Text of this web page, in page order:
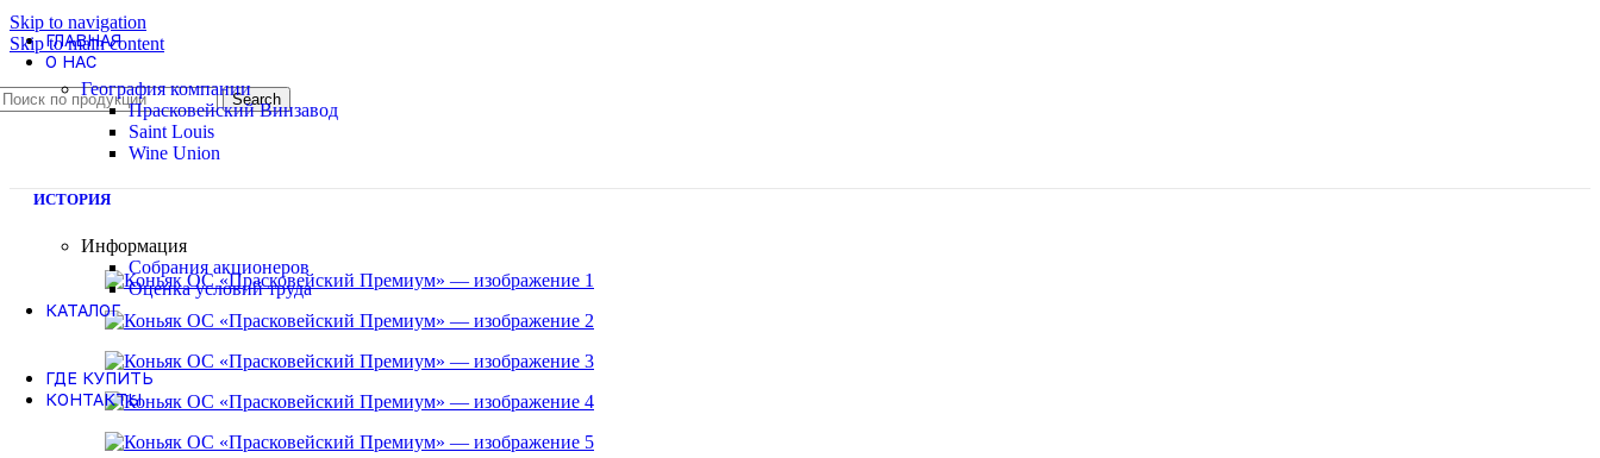
Skip to navigation
Skip to main content
Search
ГЛАВНАЯ
О НАС
География компании
Прасковейский Винзавод
Saint Louis
Wine Union
ИСТОРИЯ
Информация
Собрания акционеров
Оценка условий труда
КАТАЛОГ
ГДЕ КУПИТЬ
КОНТАКТЫ